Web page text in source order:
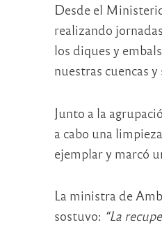
Desde el
realizando
los diques y
nuestras cuencas
Junto a la
a cabo una
ejemplar y marcó
La ministra de
sostuvo: “La